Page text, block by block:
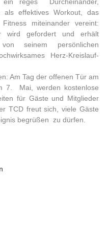
als effektives Workout, das
miteinander vereint:
wird gefordert und erhält
von seinem persönlichen
Herz-Kreislauf-
Am Tag der offenen Tür am
7.  Mai, werden kostenlose
für Gäste und Mitglieder
TCD freut sich, viele Gäste
begrüßen  zu dürfen.